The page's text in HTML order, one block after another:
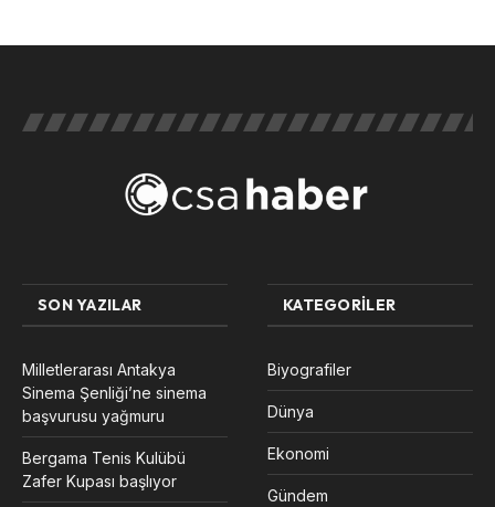
SON YAZILAR
Milletlerarası Antakya
Sinema Şenliği’ne sinema
başvurusu yağmuru
Bergama Tenis Kulübü
Zafer Kupası başlıyor
KATEGORILER
Biyografiler
Dünya
Ekonomi
Gündem